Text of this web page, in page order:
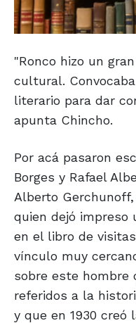
"Ronco hizo un
cultural.
literario para dar
apunta Chincho.
Por acá pasaron
Borges y Rafael
Alberto
quien dejó impreso
en el libro de
vínculo muy
sobre este hombre
referidos a la
y que en 1930 creó